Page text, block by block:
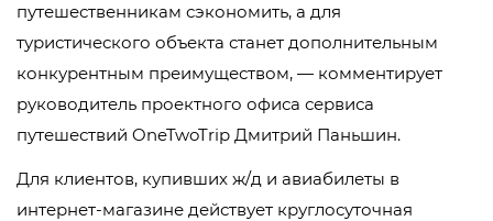
путешественникам сэкономить, а для
туристического объекта станет дополнительным
конкурентным преимуществом, — комментирует
руководитель проектного офиса сервиса
путешествий OneTwoTrip Дмитрий Паньшин.
Для клиентов, купивших ж/д и авиабилеты в
интернет-магазине действует круглосуточная